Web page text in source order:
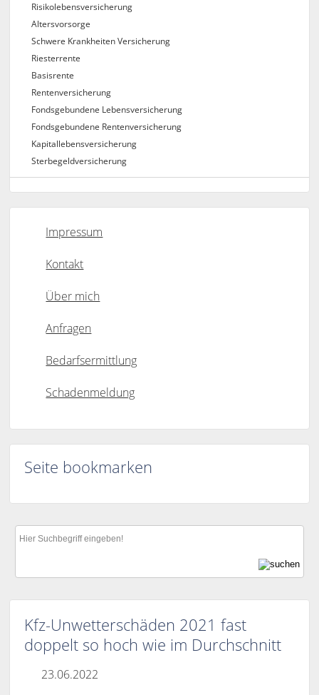
Risikolebensversicherung
Altersvorsorge
Schwere Krankheiten Versicherung
Riesterrente
Basisrente
Rentenversicherung
Fondsgebundene Lebensversicherung
Fondsgebundene Rentenversicherung
Kapitallebensversicherung
Sterbegeldversicherung
Impressum
Kontakt
Über mich
Anfragen
Bedarfsermittlung
Schadenmeldung
Seite bookmarken
Kfz-Unwetterschäden 2021 fast
doppelt so hoch wie im Durchschnitt
23.06.2022